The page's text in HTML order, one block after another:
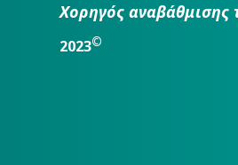
Χορηγός αναβάθμισης
2023©